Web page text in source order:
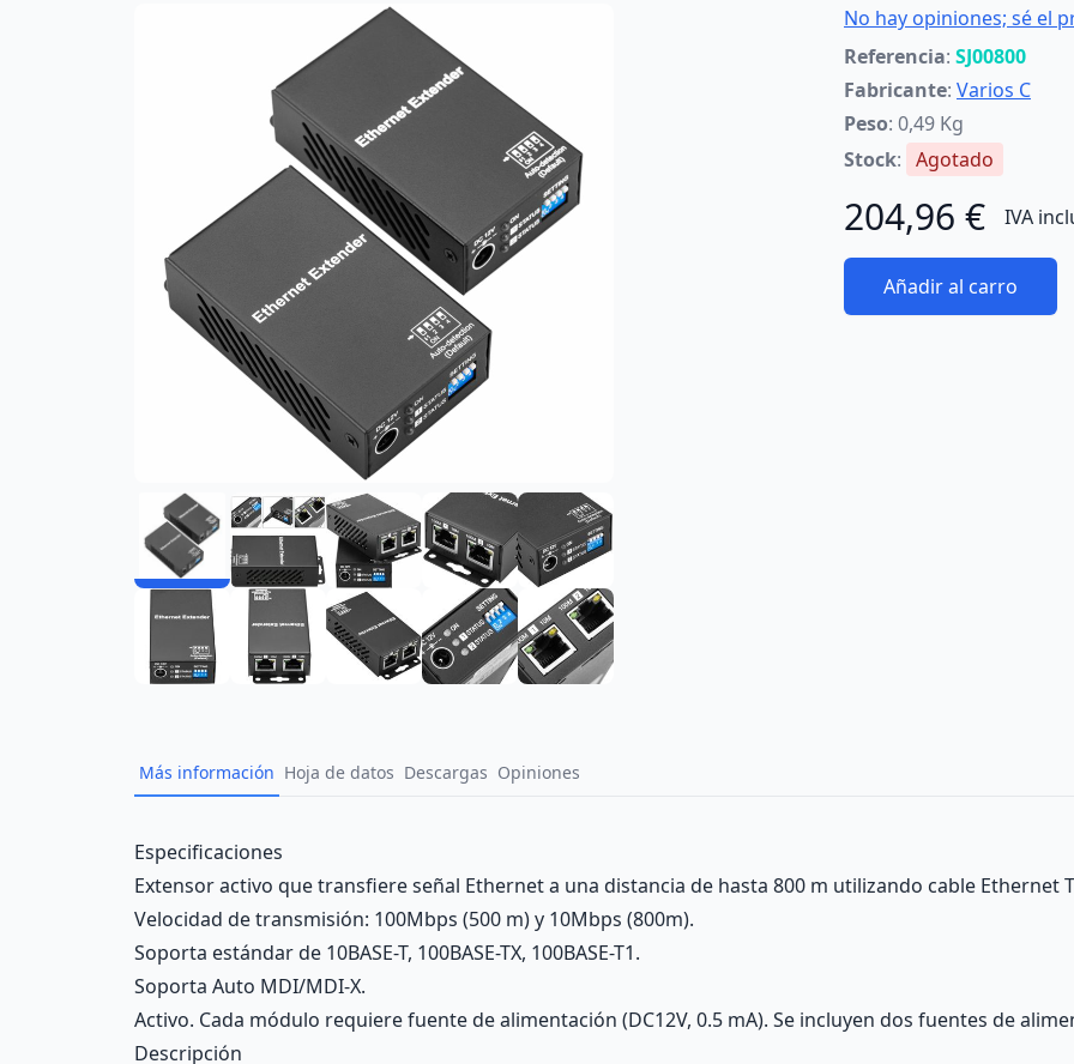
No hay opiniones; sé el
Referencia: SJ00800
Fabricante: Varios C
Peso: 0,49 Kg
Stock: Agotado
204,96 € IVA
Añadir al carro
Más información Hoja de datos Descargas Opiniones
Description
Especificaciones
Extensor activo que transfiere señal Ethernet a una distancia de hasta 800 m utilizando cable Ethernet
Velocidad de transmisión: 100Mbps (500 m) y 10Mbps (800m).
Soporta estándar de 10BASE-T, 100BASE-TX, 100BASE-T1.
Soporta Auto MDI/MDI-X.
Activo. Cada módulo requiere fuente de alimentación (DC12V, 0.5 mA). Se incluyen dos fuentes de
Descripción